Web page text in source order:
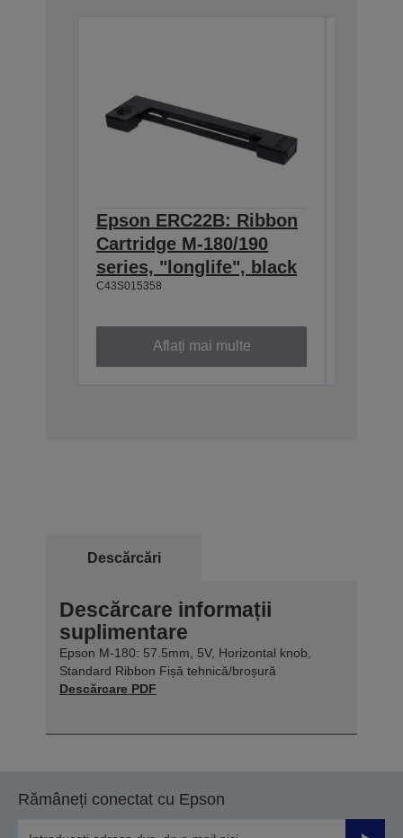
Epson ERC22B: Ribbon
Cartridge M-180/190
series, "longlife", black
C43S015358
Aflați mai multe
Descărcări
Descărcare informații
suplimentare
Epson M-180: 57.5mm, 5V, Horizontal knob,
Standard Ribbon Fișă tehnică/broșură
Descărcare PDF
Rămâneți conectat cu Epson